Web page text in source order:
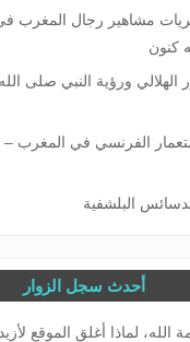
مشاهير رجال المغرب في
كنون
الهلالي ورؤية النبي صلى
الفرنسي في المغرب
البلشفية
أحدث سجل الزوار
الله، لماذا أغلق الموقع